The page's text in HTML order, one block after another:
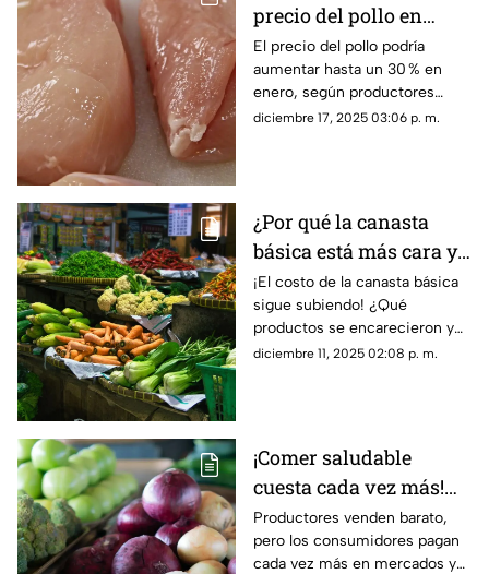
precio del pollo en
Guerrero para enero
2026
El precio del pollo podría
aumentar hasta un 30 % en
enero, según productores
locales.
diciembre 17, 2025 03:06 p. m.
¿Por qué la canasta
básica está más cara y
cómo afecta a
Guerrero?
¡El costo de la canasta básica
sigue subiendo! ¿Qué
productos se encarecieron y
cómo afecta esto a las familias
diciembre 11, 2025 02:08 p. m.
¡Comer saludable
cuesta cada vez más!
Precios de verduras se
disparan en Guerrero
Productores venden barato,
pero los consumidores pagan
cada vez más en mercados y